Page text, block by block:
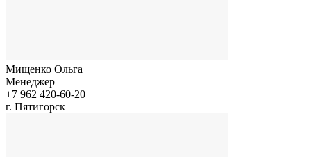
Мищенко Ольга
Менеджер
+7 962 420-60-20
г. Пятигорск